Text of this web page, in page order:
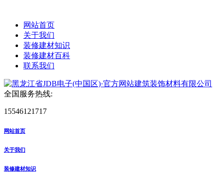
网站首页
关于我们
装修建材知识
装修建材百科
联系我们
全国服务热线:
15546121717
网站首页
关于我们
装修建材知识